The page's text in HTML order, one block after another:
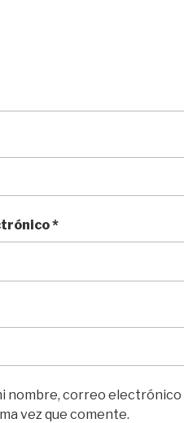
*
nombre, correo
vez que comente.